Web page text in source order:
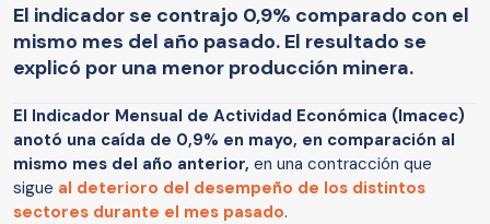
El indicador se contrajo 0,9% comparado con el
mismo mes del año pasado. El resultado se
explicó por una menor producción minera.
El Indicador Mensual de Actividad Económica (Imacec)
anotó una caída de 0,9% en mayo, en comparación al
mismo mes del año anterior, en una contracción que
sigue al deterioro del desempeño de los distintos
sectores durante el mes pasado.